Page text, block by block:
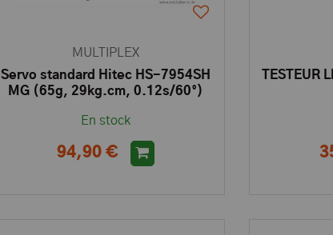
MULTIPLEX
Servo standard Hitec HS-7954SH
MG (65g, 29kg.cm, 0.12s/60°)
En stock
94,90 €
TESTEUR